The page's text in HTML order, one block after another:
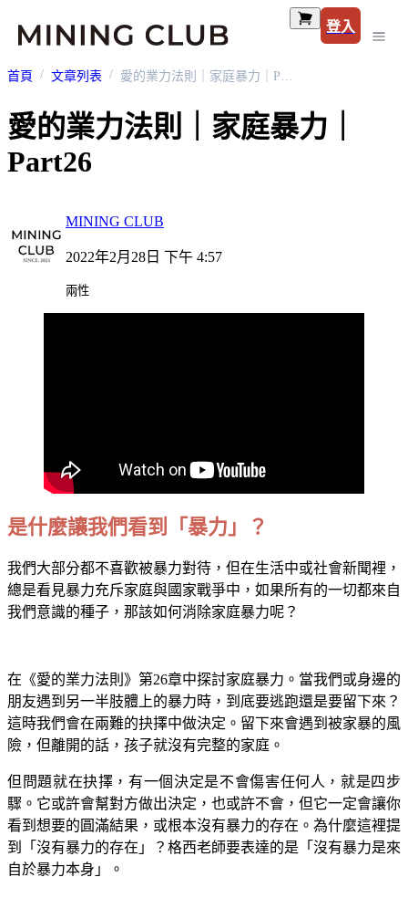
登入
首頁 文章列表 愛的業力法則｜家庭暴力｜Part26
愛的業力法則｜家庭暴力｜
Part26
MINING CLUB
2022年2月28日 下午 4:57
兩性
是什麼讓我們看到「暴力」？
我們大部分都不喜歡被暴力對待，但在生活中或社會新聞裡，
總是看見暴力充斥家庭與國家戰爭中，如果所有的一切都來自
我們意識的種子，那該如何消除家庭暴力呢？
在《愛的業力法則》第26章中探討家庭暴力。當我們或身邊的
朋友遇到另一半肢體上的暴力時，到底要逃跑還是要留下來？
這時我們會在兩難的抉擇中做決定。留下來會遇到被家暴的風
險，但離開的話，孩子就沒有完整的家庭。
但問題就在抉擇，有一個決定是不會傷害任何人，就是四步
驟。它或許會幫對方做出決定，也或許不會，但它一定會讓你
看到想要的圓滿結果，或根本沒有暴力的存在。為什麼這裡提
到「沒有暴力的存在」？格西老師要表達的是「沒有暴力是來
自於暴力本身」。